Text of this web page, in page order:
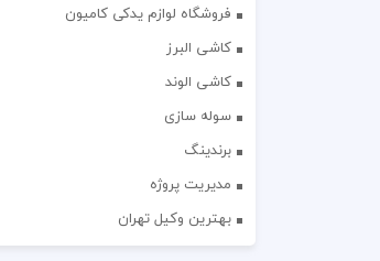
فروشگاه لوازم یدکی کامیون
کاشی البرز
کاشی الوند
سوله سازی
برندینگ
مدیریت پروژه
بهترین وکیل تهران